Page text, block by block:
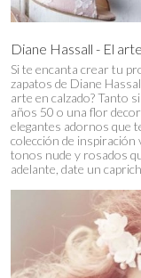
Diane Hassall - El
Si te encanta crear tu
zapatos de Diane
arte en calzado? Tanto
años 50 o una flor
elegantes adornos que
colección de inspiración
tonos nude y rosados
adelante, date un